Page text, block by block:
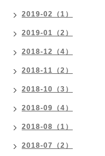
2019-02（1）
2019-01（2）
2018-12（4）
2018-11（2）
2018-10（3）
2018-09（4）
2018-08（1）
2018-07（2）